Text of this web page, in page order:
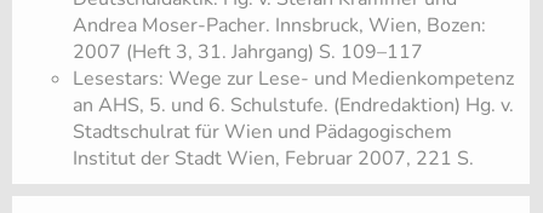
Andrea Moser-Pacher. Innsbruck, Wien, Bozen:
2007 (Heft 3, 31. Jahrgang) S. 109–117
Lesestars: Wege zur Lese- und Medienkompetenz
an AHS, 5. und 6. Schulstufe. (Endredaktion) Hg. v.
Stadtschulrat für Wien und Pädagogischem
Institut der Stadt Wien, Februar 2007, 221 S.